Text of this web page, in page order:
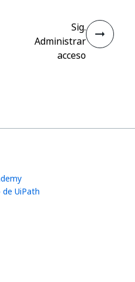
Sig.
Administrar
acceso
de UiPath